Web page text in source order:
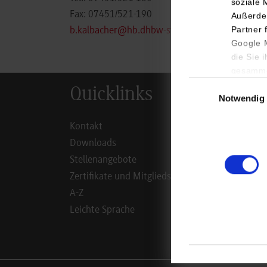
soziale
Partner
Google
die Sie
Notwendig
Fax: 07451/521-190
b.kalbacher@hb.dhbw-stuttgart.de
Quicklinks
Kontakt
Downloads
Stellenangebote
Zertifikate und Mitgliedschaften
A-Z
Leichte Sprache
Duale